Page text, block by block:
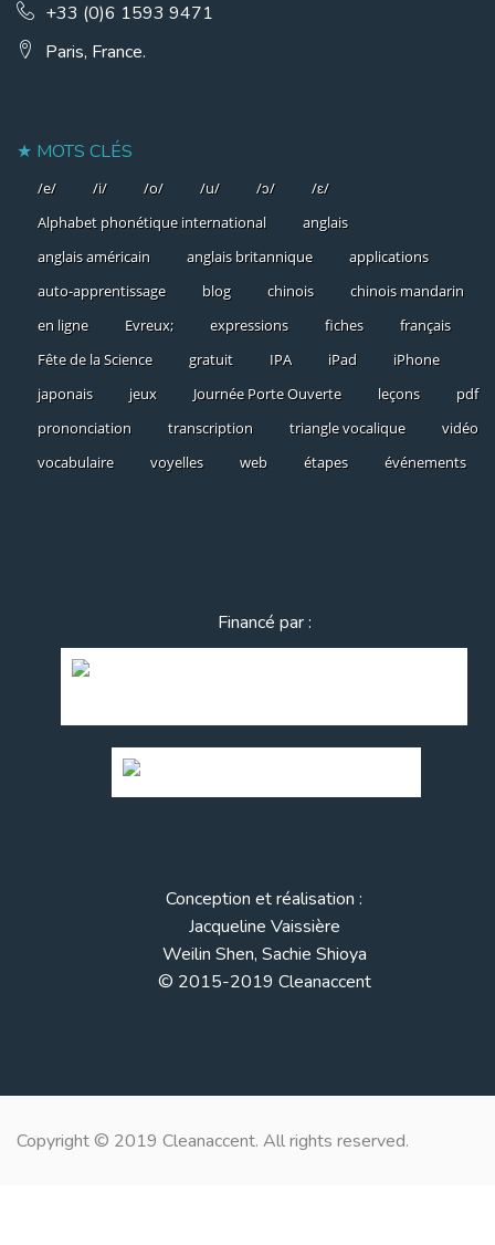
+33 (0)6 1593 9471
Paris, France.
MOTS CLÉS
/e/ /i/ /o/ /u/ /ɔ/
/ɛ/
Alphabet phonétique international
anglais
anglais américain
anglais britannique
applications
auto-apprentissage
blog chinois
chinois mandarin
en ligne
Evreux; expressions fiches
français
Fête de la Science
gratuit IPA iPad
iPhone
japonais
jeux Journée Porte Ouverte leçons
pdf
prononciation
transcription triangle vocalique
vidéo
vocabulaire
voyelles web étapes événements
Financé par :
Conception et réalisation :
Jacqueline Vaissière
Weilin Shen, Sachie Shioya
© 2015-2019 Cleanaccent
Copyright © 2019 Cleanaccent. All rights reserved.